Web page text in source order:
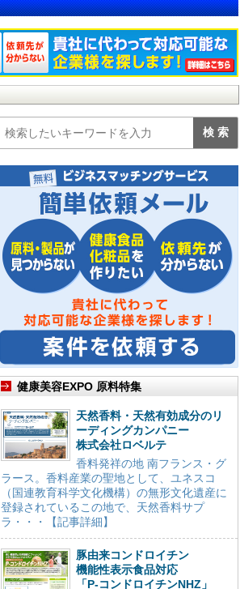
健康美容EXPO 原料特集
天然香料・天然有効成分のリ
ーディングカンパニー
株式会社ロベルテ
香料発祥の地 南フランス・グ
ラース。香料産業の聖地として、ユネスコ
（国連教育科学文化機構）の無形文化遺産に
登録されているこの地で、天然香料サプ
ラ・・・【記事詳細】
豚由来コンドロイチン
機能性表示食品対応
「P-コンドロイチンNHZ」